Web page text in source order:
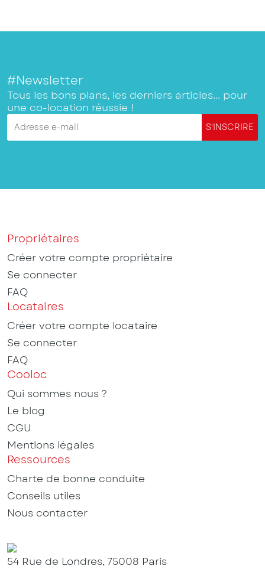
#Newsletter
Tous les bons plans, les derniers articles... pour
une co-location réussie !
Adresse e-mail S'INSCRIRE
Propriétaires
Créer votre compte propriétaire
Se connecter
FAQ
Locataires
Créer votre compte locataire
Se connecter
FAQ
Cooloc
Qui sommes nous ?
Le blog
CGU
Mentions légales
Ressources
Charte de bonne conduite
Conseils utiles
Nous contacter
54 Rue de Londres, 75008 Paris